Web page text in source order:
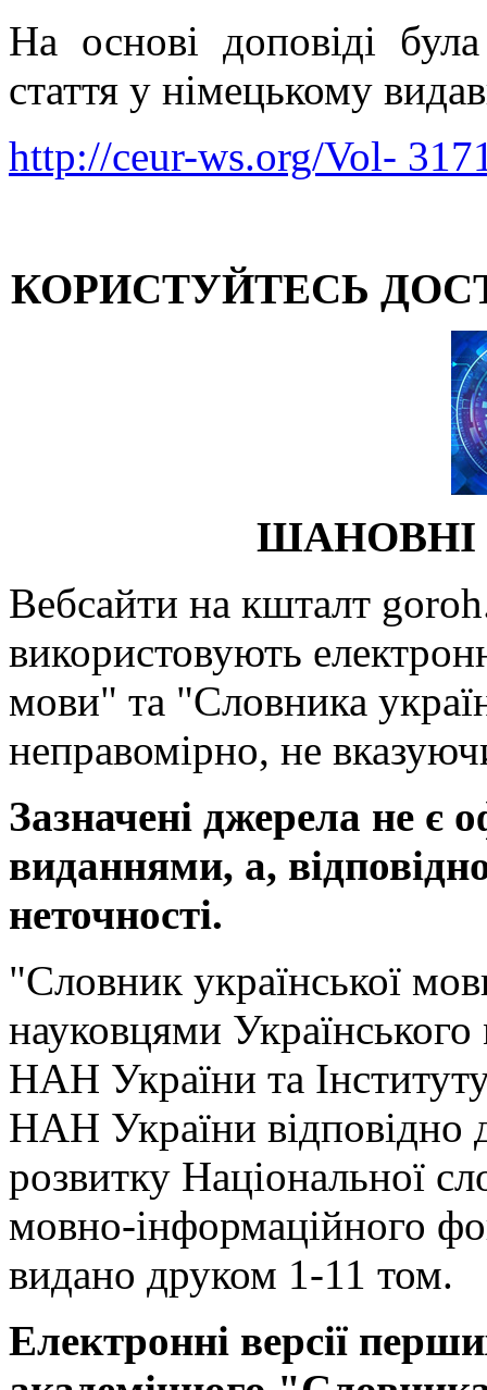
На основі доповіді
стаття у німецькому
http://ceur-ws.org/Vol-
КОРИСТУЙТЕСЬ
ШАНОВНІ
Вебсайти на кшталт
використовують
мови" та "Словника
неправомірно, не
Зазначені джерела не є
виданнями, а,
неточності.
"Словник української
науковцями
НАН України та
НАН України відповідно
розвитку Національної
мовно-інформаційного
видано друком 1-11 том.
Електронні версії